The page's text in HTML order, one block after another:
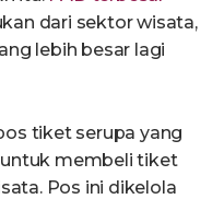
dari sektor wisata,
lebih besar lagi
tiket serupa yang
membeli tiket
Pos ini dikelola